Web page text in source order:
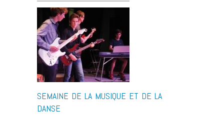
SEMAINE DE LA MUSIQUE ET DE LA
DANSE